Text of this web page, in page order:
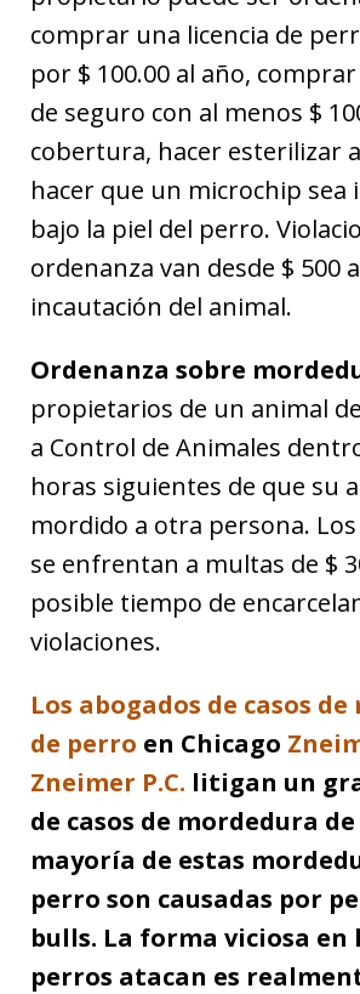
comprar una licencia de
por $ 100.00 al año,
de seguro con al menos $
cobertura, hacer esterilizar
hacer que un microchip sea
bajo la piel del perro.
ordenanza van desde $ 500
incautación del animal.
Ordenanza sobre
propietarios de un animal
a Control de Animales
horas siguientes de que su
mordido a otra persona.
se enfrentan a multas de $
posible tiempo de
violaciones.
Los abogados de casos
de perro en Chicago
Zneimer P.C. litigan un
de casos de mordedura
mayoría de estas
perro son causadas por
bulls. La forma viciosa en
perros atacan es